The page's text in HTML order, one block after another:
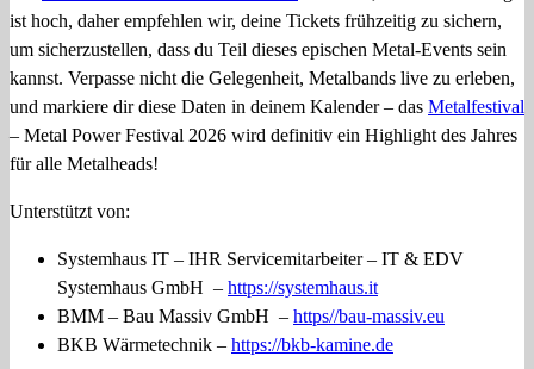
ist hoch, daher empfehlen wir, deine Tickets frühzeitig zu sichern,
um sicherzustellen, dass du Teil dieses epischen Metal-Events sein
kannst. Verpasse nicht die Gelegenheit, Metalbands live zu erleben,
und markiere dir diese Daten in deinem Kalender – das Metalfestival
– Metal Power Festival 2026 wird definitiv ein Highlight des Jahres
für alle Metalheads!
Unterstützt von:
Systemhaus IT – IHR Servicemitarbeiter – IT & EDV
Systemhaus GmbH – https://systemhaus.it
BMM – Bau Massiv GmbH – https//bau-massiv.eu
BKB Wärmetechnik – https://bkb-kamine.de